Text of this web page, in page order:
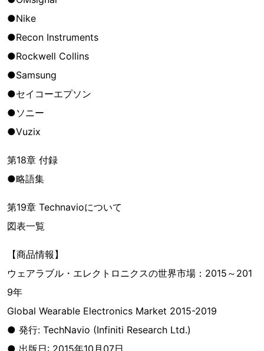
●Nike
●Recon Instruments
●Rockwell Collins
●Samsung
●セイコーエプソン
●ソニー
●Vuzix
第18章 付録
●略語集
第19章 Technavioについて
図表一覧
【商品情報】
ウェアラブル・エレクトロニクスの世界市場：2015～201
9年
Global Wearable Electronics Market 2015-2019
● 発行: TechNavio (Infiniti Research Ltd.)
● 出版日: 2015年10月07日